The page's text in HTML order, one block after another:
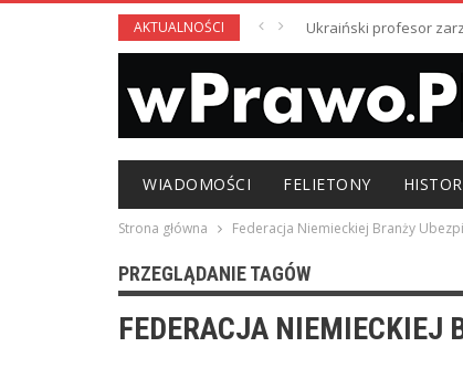
AKTUALNOŚCI Ukraiński profesor
WIADOMOŚCI FELIETONY
Strona główna Federacja Niemieckiej Branży
PRZEGLĄDANIE TAGÓW
FEDERACJA NIEMIECKIEJ